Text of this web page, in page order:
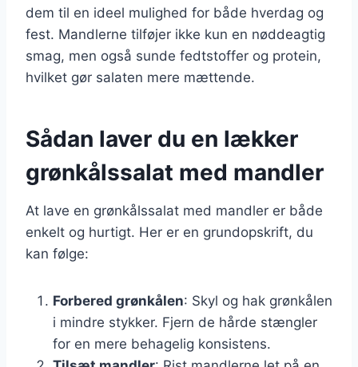
dem til en ideel mulighed for både hverdag og
fest. Mandlerne tilføjer ikke kun en nøddeagtig
smag, men også sunde fedtstoffer og protein,
hvilket gør salaten mere mættende.
Sådan laver du en lækker
grønkålssalat med mandler
At lave en grønkålssalat med mandler er både
enkelt og hurtigt. Her er en grundopskrift, du
kan følge:
Forbered grønkålen: Skyl og hak grønkålen
i mindre stykker. Fjern de hårde stængler
for en mere behagelig konsistens.